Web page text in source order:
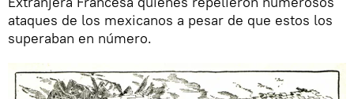
ataques de los mexicanos a pesar de que estos los
superaban en número.